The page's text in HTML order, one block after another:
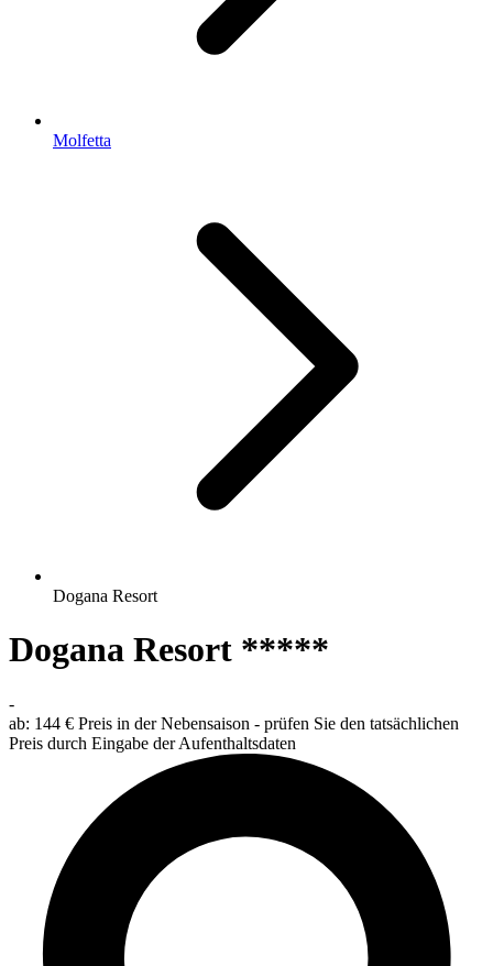
Molfetta
Dogana Resort
Dogana Resort *****
-
ab: 144 € Preis in der Nebensaison - prüfen Sie den tatsächlichen
Preis durch Eingabe der Aufenthaltsdaten